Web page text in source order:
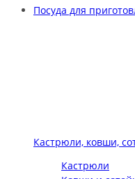
Посуда для
Кастрюли, ковши,
Кастрюли